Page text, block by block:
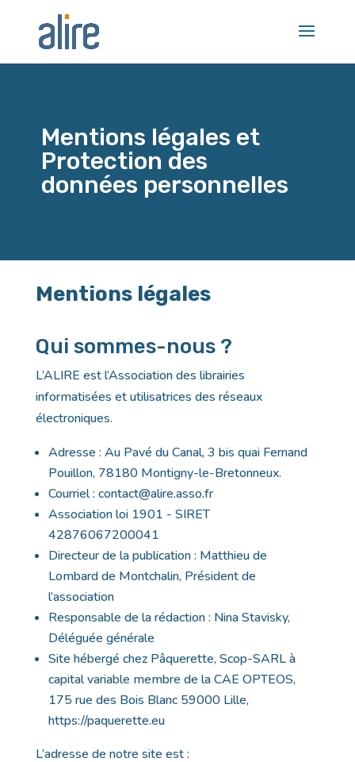
Mentions légales et
Protection des
données personnelles
Mentions légales
Qui sommes-nous ?
L’ALIRE est l’Association des librairies
informatisées et utilisatrices des réseaux
électroniques.
Adresse : Au Pavé du Canal, 3 bis quai Fernand
Pouillon, 78180 Montigny-le-Bretonneux.
Courriel : contact@alire.asso.fr
Association loi 1901 - SIRET
42876067200041
Directeur de la publication : Matthieu de
Lombard de Montchalin, Président de
l’association
Responsable de la rédaction : Nina Stavisky,
Déléguée générale
Site hébergé chez Pâquerette, Scop-SARL à
capital variable membre de la CAE OPTEOS,
175 rue des Bois Blanc 59000 Lille,
https://paquerette.eu
L’adresse de notre site est :